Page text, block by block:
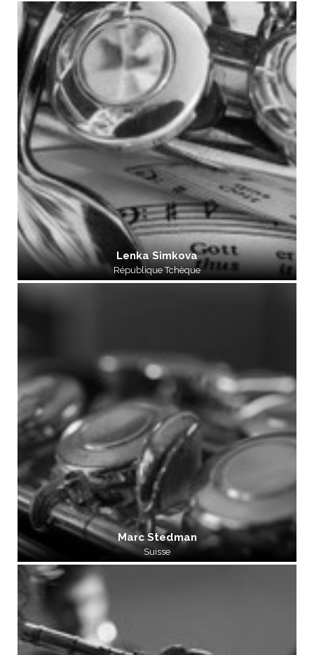
Lenka Simkova
République Tchèque
Marc Stedman
Suisse